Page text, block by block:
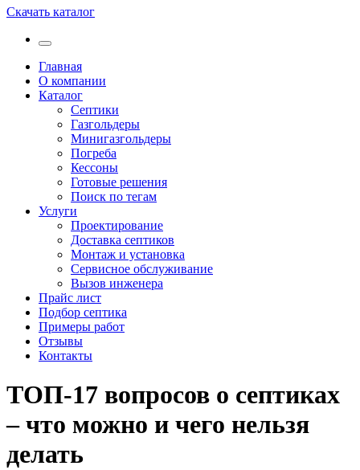
Скачать каталог
Главная
О компании
Каталог
Септики
Газгольдеры
Минигазгольдеры
Погреба
Кессоны
Готовые решения
Поиск по тегам
Услуги
Проектирование
Доставка септиков
Монтаж и установка
Сервисное обслуживание
Вызов инженера
Прайс лист
Подбор септика
Примеры работ
Отзывы
Контакты
ТОП-17 вопросов о септиках
– что можно и чего нельзя
делать